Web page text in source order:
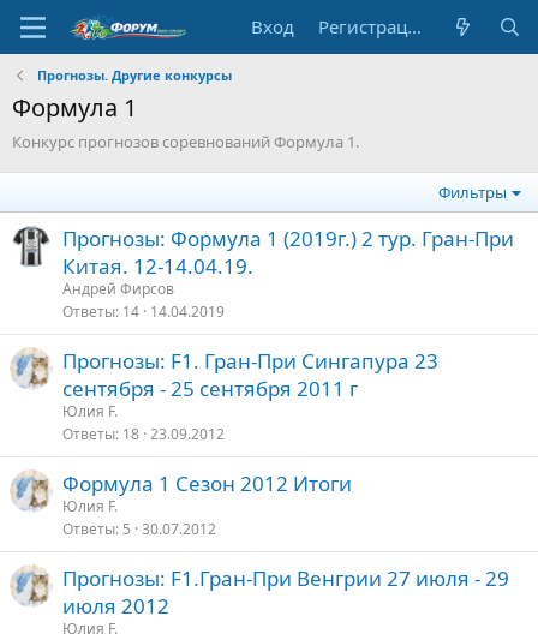
Вход Регистрация
Прогнозы. Другие конкурсы
Формула 1
Конкурс прогнозов соревнований Формула 1.
Фильтры
Прогнозы: Формула 1 (2019г.) 2 тур. Гран-При
Китая. 12-14.04.19.
Андрей Фирсов
Ответы 14 14.04.2019
Прогнозы: F1. Гран-При Сингапура 23
сентября - 25 сентября 2011 г
Юлия F.
Ответы 18 23.09.2012
Формула 1 Сезон 2012 Итоги
Юлия F.
Ответы 5 30.07.2012
Прогнозы: F1.Гран-При Венгрии 27 июля - 29
июля 2012
Юлия F.